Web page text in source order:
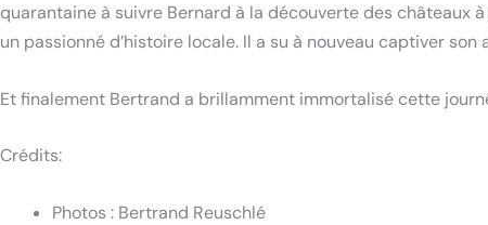
quarantaine à suivre Bernard à la découverte des châteaux
un passionné d’histoire locale. Il a su à nouveau captiver
Et finalement Bertrand a brillamment immortalisé cette
Crédits:
Photos : Bertrand Reuschlé